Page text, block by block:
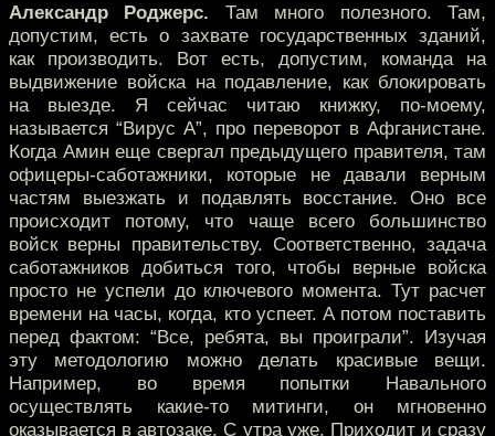
Александр Роджерс. Там много полезного. Там,
допустим, есть о захвате государственных зданий,
как производить. Вот есть, допустим, команда на
выдвижение войска на подавление, как блокировать
на выезде. Я сейчас читаю книжку, по-моему,
называется “Вирус А”, про переворот в Афганистане.
Когда Амин еще свергал предыдущего правителя, там
офицеры-саботажники, которые не давали верным
частям выезжать и подавлять восстание. Оно все
происходит потому, что чаще всего большинство
войск верны правительству. Соответственно, задача
саботажников добиться того, чтобы верные войска
просто не успели до ключевого момента. Тут расчет
времени на часы, когда, кто успеет. А потом поставить
перед фактом: “Все, ребята, вы проиграли”. Изучая
эту методологию можно делать красивые вещи.
Например, во время попытки Навального
осуществлять какие-то митинги, он мгновенно
оказывается в автозаке. С утра уже. Приходит и сразу